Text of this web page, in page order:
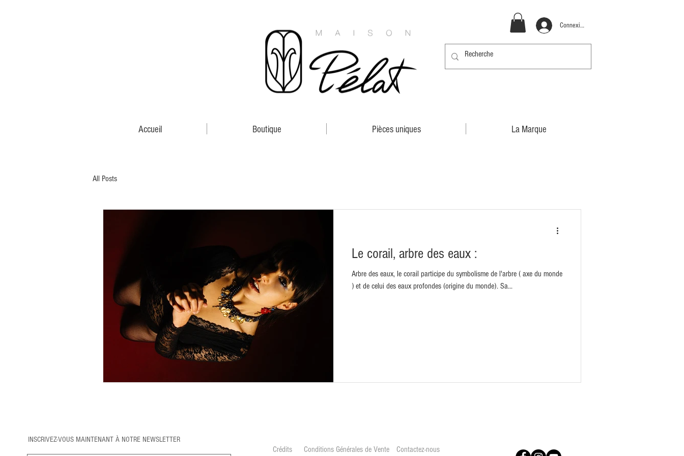
Connexion
All Posts
Le corail, arbre des eaux :
Arbre des eaux, le corail participe du symbolisme de l'arbre ( axe du monde
) et de celui des eaux profondes (origine du monde). Sa...
Accueil Boutique Pièces uniques La Marque
INSCRIVEZ-VOUS MAINTENANT À NOTRE NEWSLETTER
Crédits Contactez-nous
Conditions Générales de Vente